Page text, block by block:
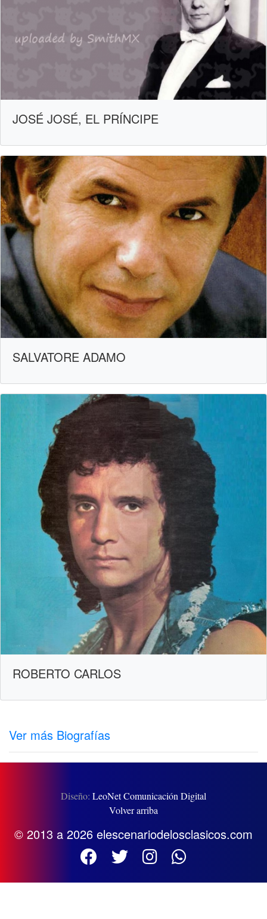
JOSÉ JOSÉ, EL PRÍNCIPE
SALVATORE ADAMO
ROBERTO CARLOS
Ver más Biografías
Diseño: LeoNet Comunicación Digital
Volver arriba
© 2013 a 2026 elescenariodelosclasicos.com